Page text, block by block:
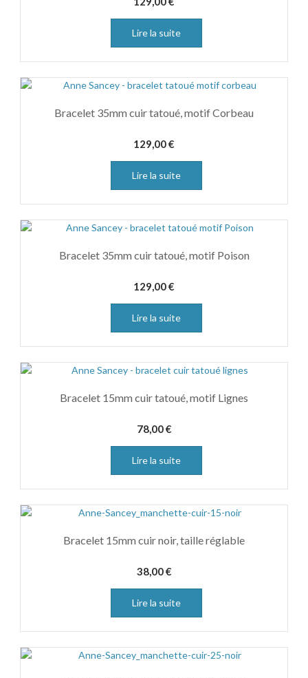
Lire la suite
Bracelet 35mm cuir tatoué, motif Corbeau
129,00€
Lire la suite
Bracelet 35mm cuir tatoué, motif Poison
129,00€
Lire la suite
Bracelet 15mm cuir tatoué, motif Lignes
78,00€
Lire la suite
Bracelet 15mm cuir noir, taille réglable
38,00€
Lire la suite